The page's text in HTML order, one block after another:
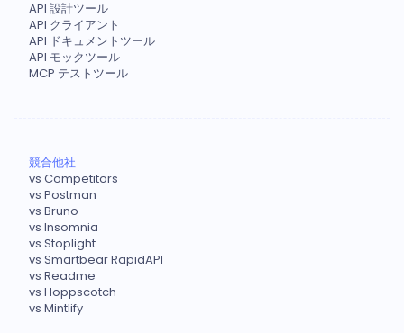
API 設計ツール
API クライアント
API ドキュメントツール
API モックツール
MCP テストツール
競合他社
vs Competitors
vs Postman
vs Bruno
vs Insomnia
vs Stoplight
vs Smartbear RapidAPI
vs Readme
vs Hoppscotch
vs Mintlify